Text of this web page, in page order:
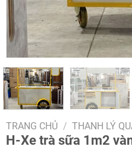
TRANG CHỦ / THANH LÝ
H-Xe trà sữa 1m2